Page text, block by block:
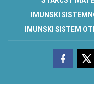
IMUNSKI SISTEM
IMUNSKI SISTEM